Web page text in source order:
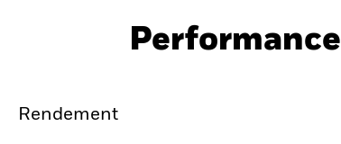
Performance
Rendement